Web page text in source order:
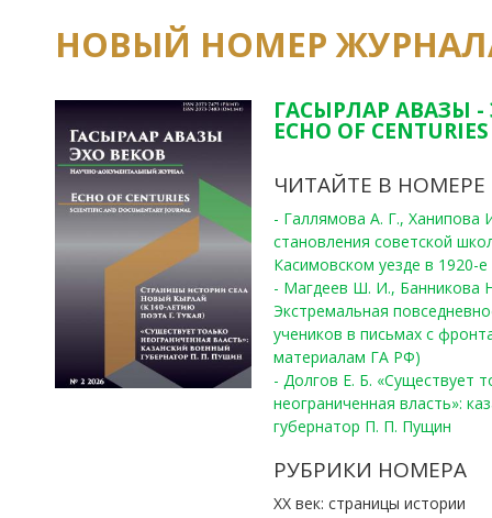
НОВЫЙ НОМЕР
ГАСЫРЛАР АВАЗЫ -
ECHO OF
ЧИТАЙТЕ В НОМЕРЕ
- Галлямова А. Г.,
становления советской
Касимовском уезде в 1920-е
- Магдеев Ш. И., Банникова
Экстремальная
учеников в письмах с
материалам ГА РФ)
- Долгов Е. Б. «Существует
неограниченная власть»:
губернатор П. П. Пущин
РУБРИКИ НОМЕРА
ХХ век: страницы истории